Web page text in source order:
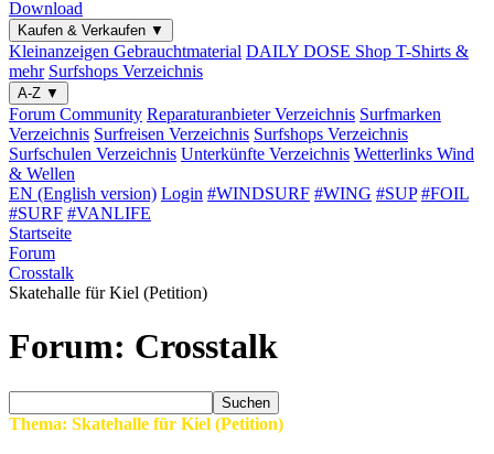
Download
Kaufen & Verkaufen ▼
Kleinanzeigen Gebrauchtmaterial DAILY DOSE Shop T-Shirts &
mehr Surfshops Verzeichnis
A-Z ▼
Forum Community ReparaturanbieterVerzeichnis Surfmarken
Verzeichnis Surfreisen Verzeichnis Surfshops Verzeichnis
Surfschulen Verzeichnis Unterkünfte Verzeichnis Wetterlinks Wind
& Wellen
EN (English version) Login #WINDSURF #WING #SUP #FOIL
#SURF #VANLIFE
Startseite
Forum
Crosstalk
Skatehalle für Kiel (Petition)
Forum: Crosstalk
Suchen
Thema: Skatehalle für Kiel (Petition)